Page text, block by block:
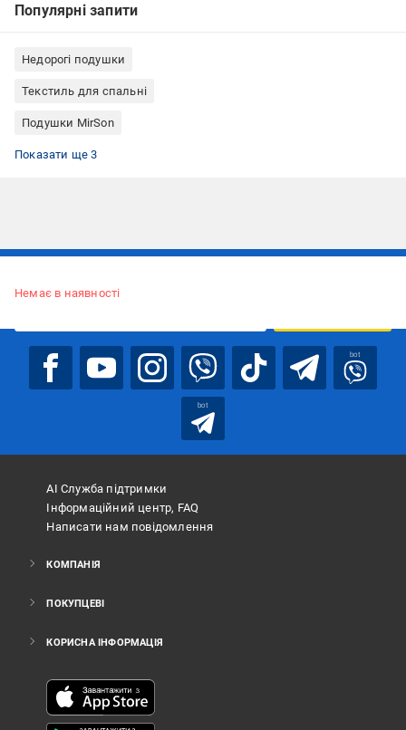
Популярні запити
Недорогі подушки
Текстиль для спальні
Подушки MirSon
Подушки наповнювач антиалергенний
Подушки класичні
Подушки квадратні
Показати ще 3
Немає в наявності
bot
bot
АІ Служба підтримки
Інформаційний центр, FAQ
Написати нам повідомлення
КОМПАНІЯ
ПОКУПЦЕВІ
КОРИСНА ІНФОРМАЦІЯ